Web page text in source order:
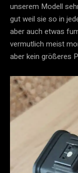
unserem Modell
gut weil sie so in
aber auch etwas
vermutlich meist
aber kein größeres